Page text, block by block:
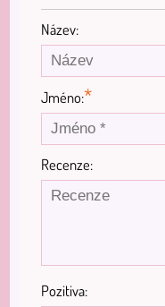
Název:
Jméno:*
Recenze:
Pozitiva: